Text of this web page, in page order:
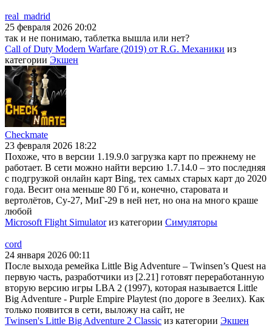
real_madrid
25 февраля 2026 20:02
так и не понимаю, таблетка вышла или нет?
Call of Duty Modern Warfare (2019) от R.G. Механики из
категории Экшен
Checkmate
23 февраля 2026 18:22
Похоже, что в версии 1.19.9.0 загрузка карт по прежнему не
работает. В сети можно найти версию 1.7.14.0 – это последняя
с подгрузкой онлайн карт Bing, тех самых старых карт до 2020
года. Весит она меньше 80 Гб и, конечно, старовата и
вертолётов, Су-27, МиГ-29 в ней нет, но она на много краше
любой
Microsoft Flight Simulatorиз категории Симуляторы
cord
24 января 2026 00:11
После выхода ремейка Little Big Adventure – Twinsen’s Quest на
первую часть, разработчики из [2.21] готовят переработанную
вторую версию игры LBA 2 (1997), которая называется Little
Big Adventure - Purple Empire Playtest (по дороге в Зеелих). Как
только появится в сети, выложу на сайт, не
Twinsen's Little Big Adventure 2 Classic из категории Экшен